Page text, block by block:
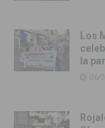
Los
la
06/